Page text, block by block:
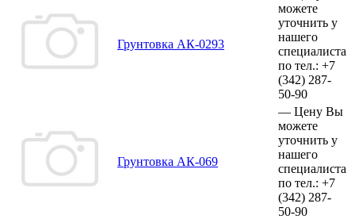
Грунтовка АК-0293
можете
уточнить у
нашего
специалиста
по тел.: +7
(342) 287-
50-90
Грунтовка АК-069
— Цену Вы
можете
уточнить у
нашего
специалиста
по тел.: +7
(342) 287-
50-90